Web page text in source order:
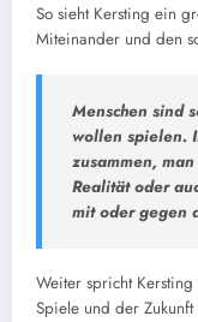
So sieht Kersting ein
Miteinander und den
Menschen sind
wollen spielen.
zusammen,
Realität oder
mit oder gegen
Weiter spricht
Spiele und der